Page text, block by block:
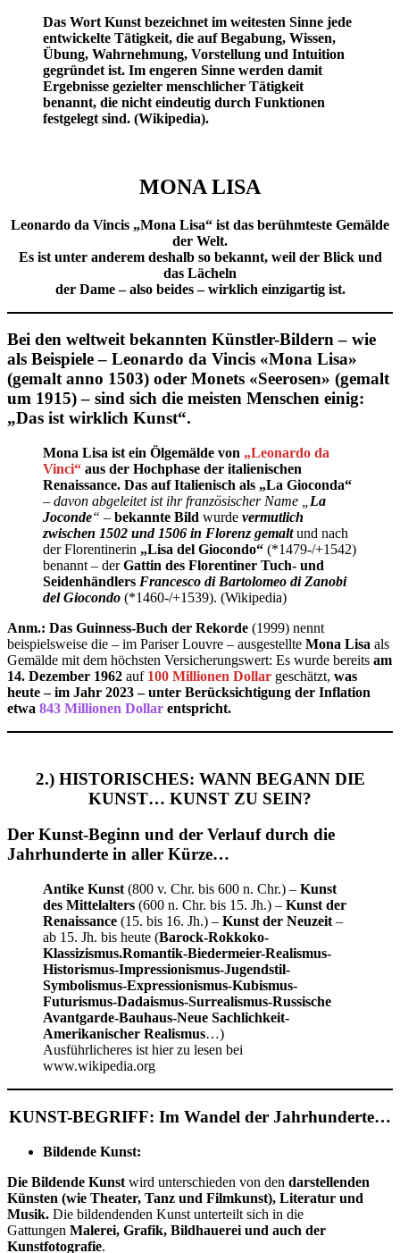
Das Wort Kunst bezeichnet im weitesten Sinne jede
entwickelte Tätigkeit, die auf Begabung, Wissen,
Übung, Wahrnehmung, Vorstellung und Intuition
gegründet ist. Im engeren Sinne werden damit
Ergebnisse gezielter menschlicher Tätigkeit
benannt, die nicht eindeutig durch Funktionen
festgelegt sind. (Wikipedia).
MONA LISA
Leonardo da Vincis „Mona Lisa“ ist das berühmteste Gemälde
der Welt.
Es ist unter anderem deshalb so bekannt, weil der Blick und
das Lächeln
der Dame – also beides – wirklich einzigartig ist.
Bei den weltweit bekannten Künstler-Bildern – wie
als Beispiele – Leonardo da Vincis «Mona Lisa»
(gemalt anno 1503) oder Monets «Seerosen» (gemalt
um 1915) – sind sich die meisten Menschen einig:
„Das ist wirklich Kunst“.
Mona Lisa ist ein Ölgemälde von „Leonardo da
Vinci“ aus der Hochphase der italienischen
Renaissance. Das auf Italienisch als „La Gioconda“
– davon abgeleitet ist ihr französischer Name „ La
Joconde“ – bekannte Bild wurde vermutlich
zwischen 1502 und 1506 in Florenz gemaltund nach
der Florentinerin „Lisa del Giocondo“ (*1479-/+1542)
benannt – derGattin des Florentiner Tuch- und
Seidenhändlers Francesco di Bartolomeo di Zanobi
del Giocondo (*1460-/+1539). (Wikipedia)
Anm.: Das Guinness-Buch der Rekorde (1999) nennt
beispielsweise die – im Pariser Louvre – ausgestellte Mona Lisa als
Gemälde mit dem höchsten Versicherungswert: Es wurde bereits am
14. Dezember 1962 auf 100 Millionen Dollar geschätzt, was
heute – im Jahr 2023 – unter Berücksichtigung der Inflation
etwa 843 Millionen Dollar entspricht.
2.) HISTORISCHES: WANN BEGANN DIE
KUNST… KUNST ZU SEIN?
Der Kunst-Beginn und der Verlauf durch die
Jahrhunderte in aller Kürze…
Antike Kunst (800 v. Chr. bis 600 n. Chr.) – Kunst
des Mittelalters (600 n. Chr. bis 15. Jh.) – Kunst der
Renaissance (15. bis 16. Jh.) – Kunst der Neuzeit –
ab 15. Jh. bis heute (Barock-Rokkoko-
Klassizismus.Romantik-Biedermeier-Realismus-
Historismus-Impressionismus-Jugendstil-
Symbolismus-Expressionismus-Kubismus-
Futurismus-Dadaismus-Surrealismus-Russische
Avantgarde-Bauhaus-Neue Sachlichkeit-
Amerikanischer Realismus…)
Ausführlicheres ist hier zu lesen bei
www.wikipedia.org
KUNST-BEGRIFF: Im Wandel der Jahrhunderte…
Bildende Kunst:
Die Bildende Kunst wird unterschieden von den darstellenden
Künsten (wie Theater, Tanz und Filmkunst), Literatur und
Musik. Die bildendenden Kunst unterteilt sich in die
Gattungen Malerei, Grafik, Bildhauerei und auch der
Kunstfotografie.